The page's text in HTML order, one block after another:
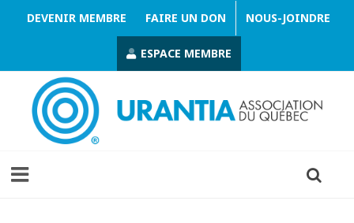
DEVENIR MEMBRE FAIRE UN DON NOUS-JOINDRE
ESPACE MEMBRE